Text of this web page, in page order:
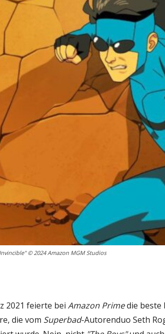
© 2024 Amazon MGM Studios
2021 feierte bei Amazon Primedie beste
die vom Superbad-Autorenduo Seth